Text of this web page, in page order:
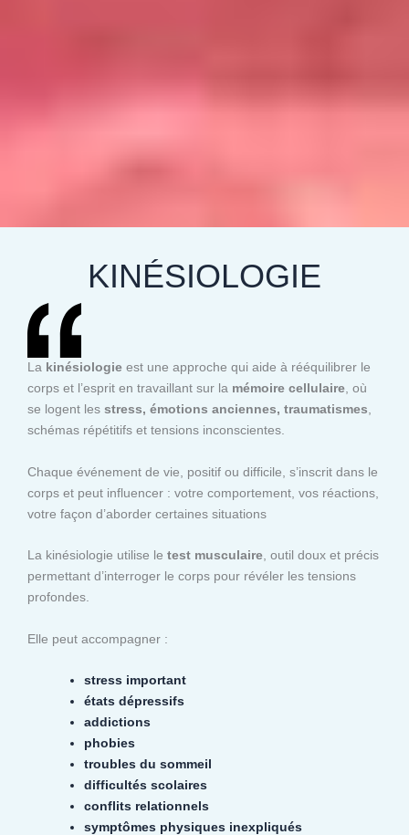
KINÉSIOLOGIE
La kinésiologie est une approche qui aide à rééquilibrer le
corps et l’esprit en travaillant sur la mémoire cellulaire, où
se logent les stress, émotions anciennes, traumatismes,
schémas répétitifs et tensions inconscientes.
Chaque événement de vie, positif ou difficile, s’inscrit dans le
corps et peut influencer : votre comportement, vos réactions,
votre façon d’aborder certaines situations
La kinésiologie utilise le test musculaire, outil doux et précis
permettant d’interroger le corps pour révéler les tensions
profondes.
Elle peut accompagner :
stress important
états dépressifs
addictions
phobies
troubles du sommeil
difficultés scolaires
conflits relationnels
symptômes physiques inexpliqués